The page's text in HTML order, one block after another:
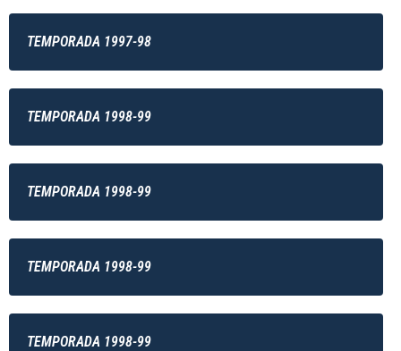
TEMPORADA 1997-98
TEMPORADA 1998-99
TEMPORADA 1998-99
TEMPORADA 1998-99
TEMPORADA 1998-99